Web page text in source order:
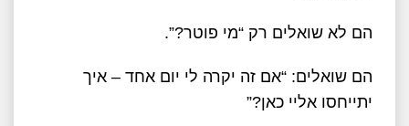
הם לא שואלים רק “מי פוטר?”.
הם שואלים: “אם זה יקרה לי יום אחד – איך
יתייחסו אליי כאן?”